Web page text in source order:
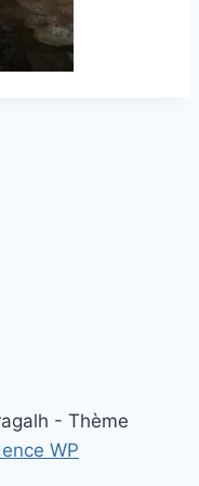
- Thème
WP